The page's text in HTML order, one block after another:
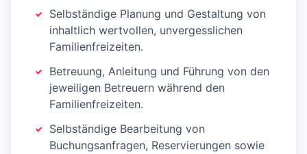
Selbständige Planung und Gestaltung von
inhaltlich wertvollen, unvergesslichen
Familienfreizeiten.
Betreuung, Anleitung und Führung von den
jeweiligen Betreuern während den
Familienfreizeiten.
Selbständige Bearbeitung von
Buchungsanfragen, Reservierungen sowie